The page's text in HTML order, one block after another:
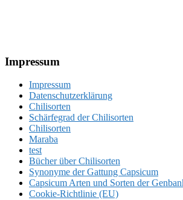
Footer
Impressum
Impressum
Datenschutzerklärung
Chilisorten
Schärfegrad der Chilisorten
Chilisorten
Maraba
test
Bücher über Chilisorten
Synonyme der Gattung Capsicum
Capsicum Arten und Sorten der
Cookie-Richtlinie (EU)